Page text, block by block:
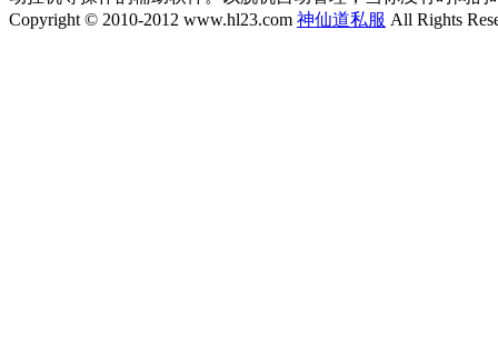
Copyright © 2010-2012 www.hl23.com 神仙道私服 All Rights